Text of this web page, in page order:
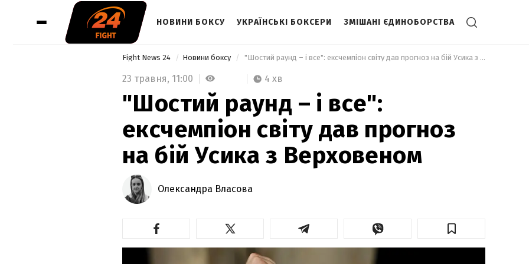
НОВИНИ БОКСУ УКРАЇНСЬКІ БОКСЕРИ ЗМІШАНІ ЄДИНОБОРСТВА
Fight News 24 Новини боксу "Шостий раунд – і все": ексчемпіон світу дав прогноз на бій Усика з Верховеном
23 травня, 11:00 4 хв
"Шостий раунд – і все":
ексчемпіон світу дав прогноз
на бій Усика з Верховеном
Олександра Власова